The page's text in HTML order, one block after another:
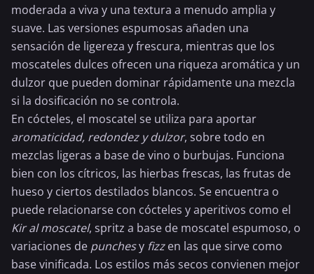
moderada a viva y una textura a menudo amplia y
suave. Las versiones espumosas añaden una
sensación de ligereza y frescura, mientras que los
moscateles dulces ofrecen una riqueza aromática y un
dulzor que pueden dominar rápidamente una mezcla
si la dosificación no se controla.
En cócteles, el moscatel se utiliza para aportar
aromaticidad, redondez y dulzor, sobre todo en
mezclas ligeras a base de vino o burbujas. Funciona
bien con los cítricos, las hierbas frescas, las frutas de
hueso y ciertos destilados blancos. Se encuentra o
puede relacionarse con cócteles y aperitivos como el
Kir al moscatel, spritz a base de moscatel espumoso, o
variaciones de punchesy fizzen las que sirve como
base vinificada. Los estilos más secos convienen mejor